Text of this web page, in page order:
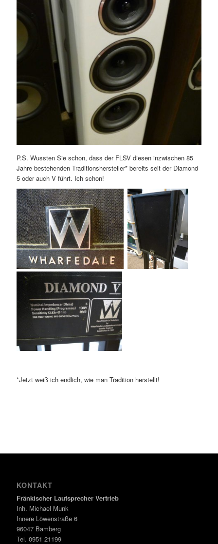
P.S. Wussten Sie schon, dass der FLSV diesen inzwischen 85
Jahre bestehenden Traditionshersteller* bereits seit der Diamond
5 oder auch V führt. Ich schon!
*Jetzt weiß ich endlich, wie man Tradition herstellt!
KONTAKT
Fränkischer Lautsprecher Vertrieb
Inh. Michael Munk
Innere Löwenstraße 6
96047 Bamberg
Tel. 0951 21199